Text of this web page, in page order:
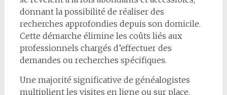
donnant la possibilité de réaliser des
recherches approfondies depuis son domicile.
Cette démarche élimine les coûts liés aux
professionnels chargés d’effectuer des
demandes ou recherches spécifiques.
Une majorité significative de généalogistes
multiplient les visites en ligne ou sur place,